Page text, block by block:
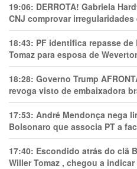
19:06: DERROTA! Gabriela
CNJ comprovar
18:43: PF identifica repasse de
Tomaz para esposa de
18:28: Governo Trump
revoga visto de embaixadora
17:53: André Mendonça nega
Bolsonaro que associa PT a
17:40: Escondido atrás do clã
Willer Tomaz , chegou a